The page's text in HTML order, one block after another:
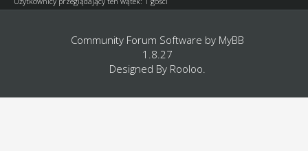
Community Forum Software by MyBB
1.8.27
Designed By Rooloo.